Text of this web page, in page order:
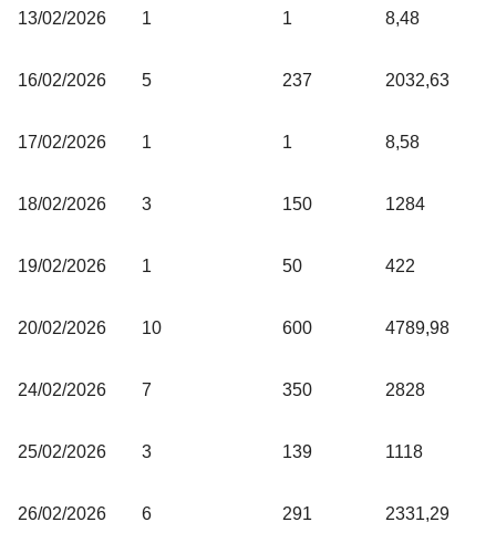
13/02/2026 1 1 8,48
16/02/2026 5 237 2032,63
17/02/2026 1 1 8,58
18/02/2026 3 150 1284
19/02/2026 1 50 422
20/02/2026 10 600 4789,98
24/02/2026 7 350 2828
25/02/2026 3 139 1118
26/02/2026 6 291 2331,29